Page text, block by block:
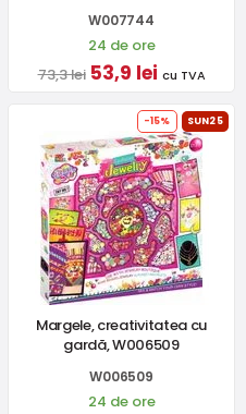
W007744
24 de ore
73,3 lei 53,9 lei cu TVA
-15% SUN25
Margele, creativitatea cu
gardă, W006509
W006509
24 de ore